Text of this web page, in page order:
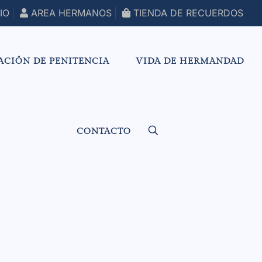
AREA HERMANOS TIENDA DE RECUERDOS
DE PENITENCIA VIDA DE HERMANDAD
CONTACTO